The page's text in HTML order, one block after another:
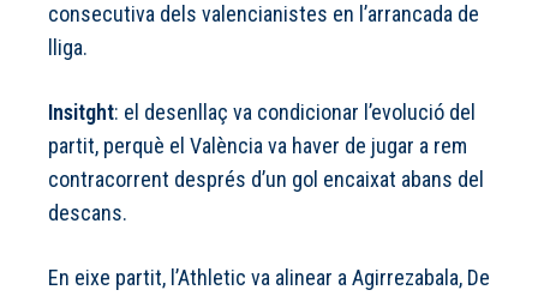
consecutiva dels valencianistes en l’arrancada de
lliga.
Insitght: el desenllaç va condicionar l’evolució del
partit, perquè el València va haver de jugar a rem
contracorrent després d’un gol encaixat abans del
descans.
En eixe partit, l’Athletic va alinear a Agirrezabala, De